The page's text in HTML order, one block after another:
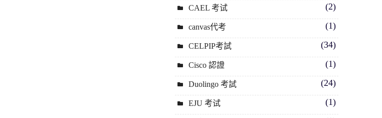
CAEL 考试 (2)
canvas代考 (1)
CELPIP考試 (34)
Cisco 認證 (1)
Duolingo 考試 (24)
EJU 考试 (1)